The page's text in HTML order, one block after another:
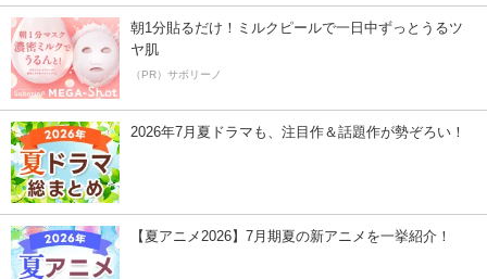
朝1分貼るだけ！ミルクピールで一日中ずっとうるツ
ヤ肌
（PR）サボリーノ
2026年7月夏ドラマも、注目作＆話題作が勢ぞろい！
【夏アニメ2026】7月期夏の新アニメを一挙紹介！